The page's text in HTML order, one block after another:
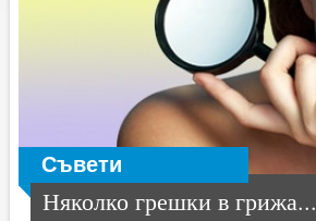
Съвети
Няколко грешки в грижа...